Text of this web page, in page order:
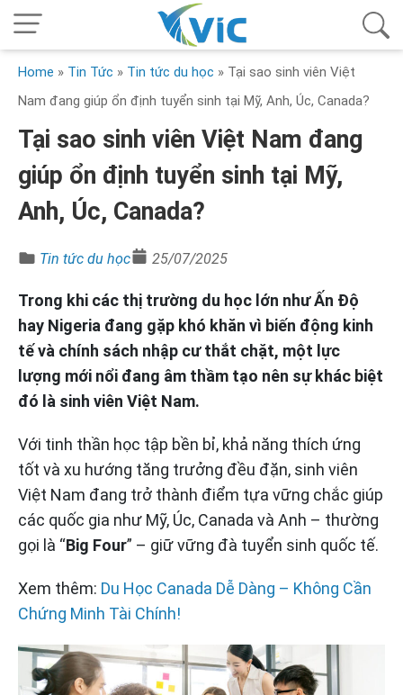
Home » Tin Tức » Tin tức du học » Tại sao sinh viên Việt
Nam đang giúp ổn định tuyển sinh tại Mỹ, Anh, Úc, Canada?
Tại sao sinh viên Việt Nam đang
giúp ổn định tuyển sinh tại Mỹ,
Anh, Úc, Canada?
Tin tức du học 25/07/2025
Trong khi các thị trường du học lớn như Ấn Độ
hay Nigeria đang gặp khó khăn vì biến động kinh
tế và chính sách nhập cư thắt chặt, một lực
lượng mới nổi đang âm thầm tạo nên sự khác biệt
đó là sinh viên Việt Nam.
Với tinh thần học tập bền bỉ, khả năng thích ứng
tốt và xu hướng tăng trưởng đều đặn, sinh viên
Việt Nam đang trở thành điểm tựa vững chắc giúp
các quốc gia như Mỹ, Úc, Canada và Anh – thường
gọi là “Big Four” – giữ vững đà tuyển sinh quốc tế.
Xem thêm: Du Học Canada Dễ Dàng – Không Cần
Chứng Minh Tài Chính!